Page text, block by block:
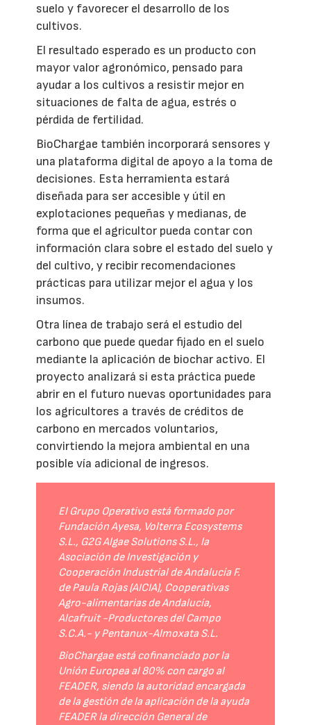
suelo y favorecer el desarrollo de los
cultivos.
El resultado esperado es un producto con
mayor valor agronómico, pensado para
ayudar a los cultivos a resistir mejor en
situaciones de falta de agua, estrés o
pérdida de fertilidad.
BioChargae también incorporará sensores y
una plataforma digital de apoyo a la toma de
decisiones. Esta herramienta estará
diseñada para ser accesible y útil en
explotaciones pequeñas y medianas, de
forma que el agricultor pueda contar con
información clara sobre el estado del suelo y
del cultivo, y recibir recomendaciones
prácticas para utilizar mejor el agua y los
insumos.
Otra línea de trabajo será el estudio del
carbono que puede quedar fijado en el suelo
mediante la aplicación de biochar activo. El
proyecto analizará si esta práctica puede
abrir en el futuro nuevas oportunidades para
los agricultores a través de créditos de
carbono en mercados voluntarios,
convirtiendo la mejora ambiental en una
posible vía adicional de ingresos.
El Grupo Operativo está formado por
Fundación Ayesa, Volterra Ecosystems
S.L., G2G Algae Solutions S.L., la
Asociación de Investigación y
Cooperación Industrial de Andalucía F.
de Paula Rojas (AICIA), Cooperativas
Agro-alimentarias de Andalucía,
Alcafruit -Productores del Campo
S.C.A.- y Pentanux-Almoxata S.L.
BioChargae está cofinanciado por la
Unión Europea al 80% con cargo al
FEADER, siendo la autoridad encargada
de la gestión de la aplicación de la ayuda
FEADER la dirección General de